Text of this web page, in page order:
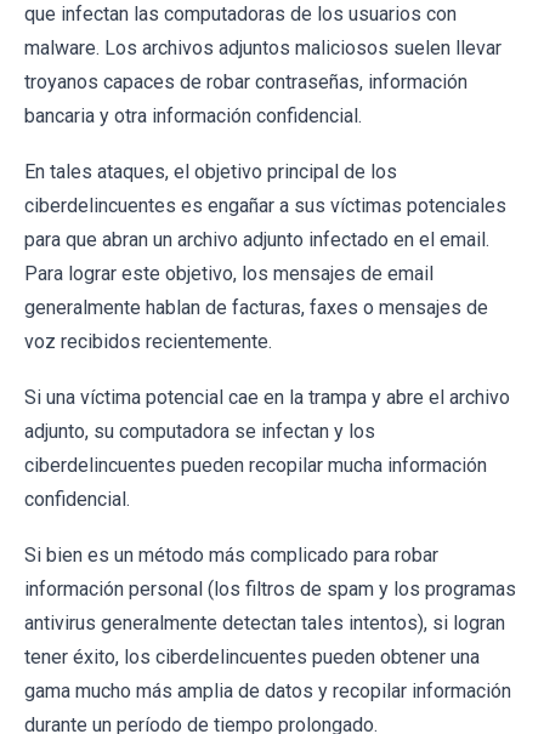
que infectan las computadoras de los usuarios con
malware. Los archivos adjuntos maliciosos suelen llevar
troyanos capaces de robar contraseñas, información
bancaria y otra información confidencial.
En tales ataques, el objetivo principal de los
ciberdelincuentes es engañar a sus víctimas potenciales
para que abran un archivo adjunto infectado en el email.
Para lograr este objetivo, los mensajes de email
generalmente hablan de facturas, faxes o mensajes de
voz recibidos recientemente.
Si una víctima potencial cae en la trampa y abre el archivo
adjunto, su computadora se infectan y los
ciberdelincuentes pueden recopilar mucha información
confidencial.
Si bien es un método más complicado para robar
información personal (los filtros de spam y los programas
antivirus generalmente detectan tales intentos), si logran
tener éxito, los ciberdelincuentes pueden obtener una
gama mucho más amplia de datos y recopilar información
durante un período de tiempo prolongado.